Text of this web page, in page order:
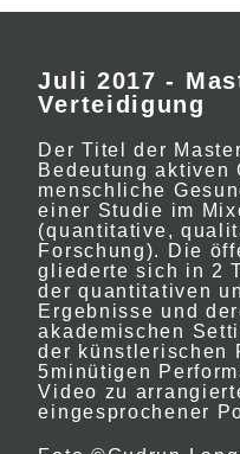
Juli 2017 -
Verteidigung
Der Titel der
Bedeutung aktiven
menschliche
einer Studie im
(quantitative,
Forschung). Die
gliederte sich in 2
der quantitativen
Ergebnisse und
akademischen
der künstlerischen
5minütigen
Video zu
eingesprochener